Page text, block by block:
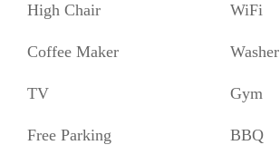
High Chair WiFi
Coffee Maker Washer
TV Gym
Free Parking BBQ